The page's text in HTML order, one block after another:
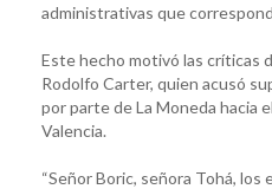
administrativas que
Este hecho motivó las críticas
Rodolfo Carter, quien acusó
por parte de La Moneda hacia
Valencia.
“Señor Boric, señora Tohá, los